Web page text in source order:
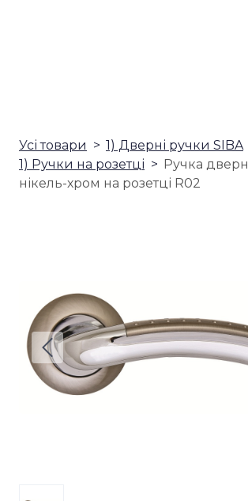
Усі товари
1) Дверні ручки SIBA
1) Ручки на розетці
Ручка
нікель-хром на розетці R02